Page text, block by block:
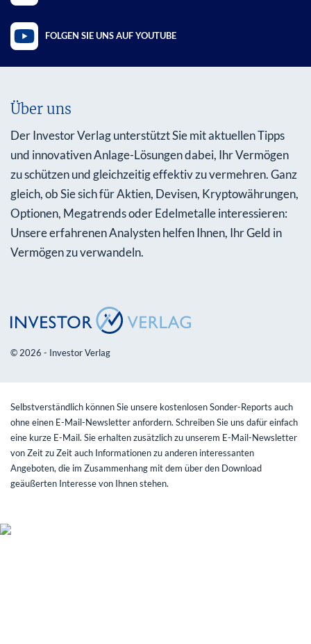
FOLGEN SIE UNS AUF YOUTUBE
Über uns
Der Investor Verlag unterstützt Sie mit aktuellen Tipps
und innovativen Anlage-Lösungen dabei, Ihr Vermögen
zu schützen und gleichzeitig effektiv zu vermehren. Ganz
gleich, ob Sie sich für Aktien, Devisen, Kryptowährungen,
Optionen, Megatrends oder Edelmetalle interessieren:
Unsere erfahrenen Analysten helfen Ihnen, Ihr Geld in
Vermögen zu verwandeln.
© 2026 - Investor Verlag
Selbstverständlich können Sie unsere kostenlosen Sonder-Reports auch
ohne einen E-Mail-Newsletter anfordern. Schreiben Sie uns dafür einfach
eine kurze E-Mail. Sie erhalten zusätzlich zu unserem E-Mail-Newsletter
von Zeit zu Zeit auch Informationen zu anderen interessanten
Angeboten, die im Zusammenhang mit dem über den Download
geäußerten Interesse von Ihnen stehen.